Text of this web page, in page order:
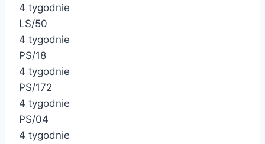
4 tygodnie
LS/50
4 tygodnie
PS/18
4 tygodnie
PS/172
4 tygodnie
PS/04
4 tygodnie